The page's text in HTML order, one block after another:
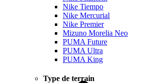
Nike Tiempo
Nike Mercurial
Nike Premier
Mizuno Morelia Neo
PUMA Future
PUMA Ultra
PUMA King
Type de terrain